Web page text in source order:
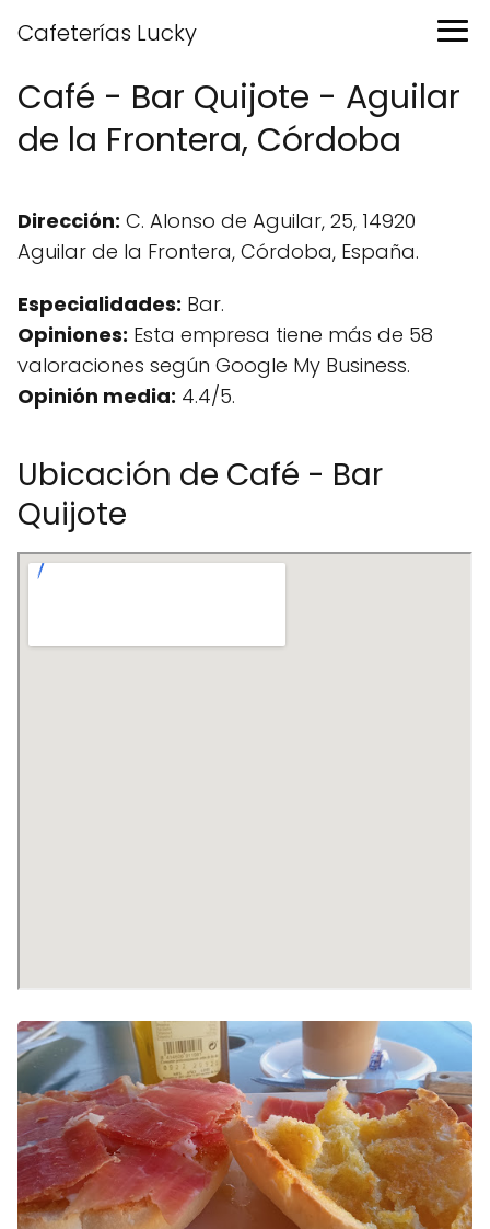
Cafeterías Lucky
Café - Bar Quijote - Aguilar
de la Frontera, Córdoba
Dirección: C. Alonso de Aguilar, 25, 14920
Aguilar de la Frontera, Córdoba, España.
Especialidades: Bar.
Opiniones: Esta empresa tiene más de 58
valoraciones según Google My Business.
Opinión media: 4.4/5.
Ubicación de Café - Bar
Quijote